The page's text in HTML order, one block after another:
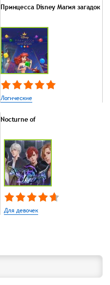
Принцесса Disney Магия загадок
Логические
Nocturne of
Для девочек